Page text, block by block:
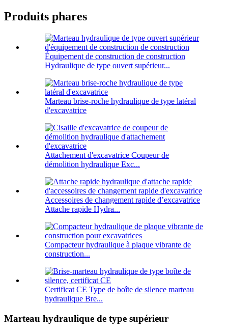
Produits phares
Équipement de construction de construction
Hydraulique de type ouvert supérieur...
Marteau brise-roche hydraulique de type latéral
d'excavatrice
Attachement d'excavatrice Coupeur de
démolition hydraulique Exc...
Accessoires de changement rapide d’excavatrice
Attache rapide Hydra...
Compacteur hydraulique à plaque vibrante de
construction...
Certificat CE Type de boîte de silence marteau
hydraulique Bre...
Marteau hydraulique de type supérieur